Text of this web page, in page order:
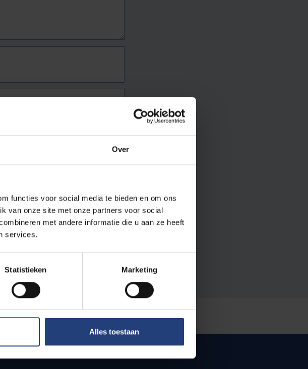
Over
functies voor social media te bieden en om ons
van onze site met onze partners voor social
met andere informatie die u aan ze heeft
services.
Statistieken Marketing
Alles toestaan